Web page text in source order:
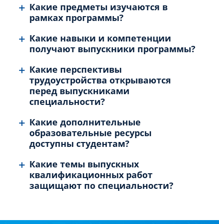
Какие предметы изучаются в
рамках программы?
Какие навыки и компетенции
получают выпускники программы?
Какие перспективы
трудоустройства открываются
перед выпускниками
специальности?
Какие дополнительные
образовательные ресурсы
доступны студентам?
Какие темы выпускных
квалификационных работ
защищают по специальности?